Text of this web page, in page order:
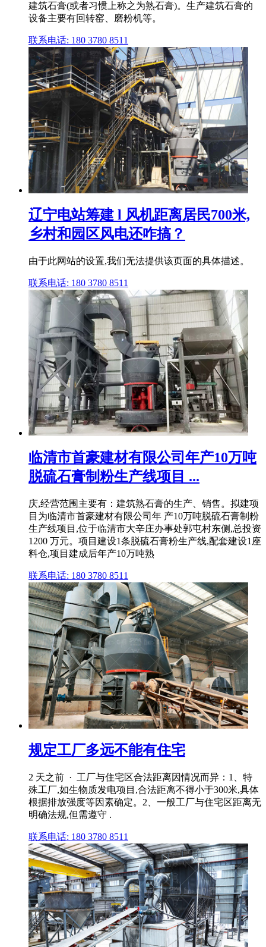
建筑石膏(或者习惯上称之为熟石膏)。生产建筑石膏的
设备主要有回转窑、磨粉机等。
联系电话: 180 3780 8511
辽宁电站筹建 l 风机距离居民700米,
乡村和园区风电还咋搞？
由于此网站的设置,我们无法提供该页面的具体描述。
联系电话: 180 3780 8511
临清市首豪建材有限公司年产10万吨
脱硫石膏制粉生产线项目 ...
庆,经营范围主要有：建筑熟石膏的生产、销售。拟建项
目为临清市首豪建材有限公司年 产10万吨脱硫石膏制粉
生产线项目,位于临清市大辛庄办事处郭屯村东侧,总投资
1200 万元。项目建设1条脱硫石膏粉生产线,配套建设1座
料仓,项目建成后年产10万吨熟
联系电话: 180 3780 8511
规定工厂多远不能有住宅
2 天之前 · 工厂与住宅区合法距离因情况而异：1、特
殊工厂,如生物质发电项目,合法距离不得小于300米,具体
根据排放强度等因素确定。2、一般工厂与住宅区距离无
明确法规,但需遵守 .
联系电话: 180 3780 8511